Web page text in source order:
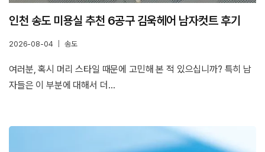
인천 송도 미용실 추천 6공구 김욱헤어 남자컷트 후기
2026-08-04 송도
여러분, 혹시 머리 스타일 때문에 고민해 본 적 있으십니까? 특히 남
자들은 이 부분에 대해서 더…